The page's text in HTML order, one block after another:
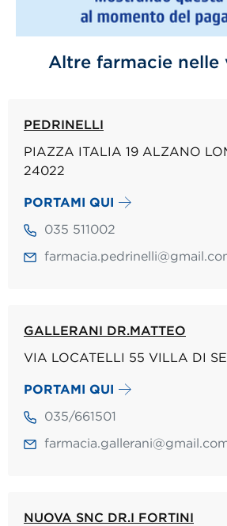
Altre farmacie nelle
PEDRINELLI
PIAZZA ITALIA 19 ALZANO
24022
PORTAMI QUI
035 511002
GALLERANI DR.MATTEO
VIA LOCATELLI 55 VILLA DI
PORTAMI QUI
035/661501
NUOVA SNC DR.I FORTINI